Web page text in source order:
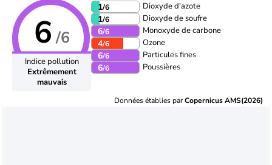
6 /6
Indice pollution
Extrêmement
mauvais
1/6 Dioxyde d'azote
1/6 Dioxyde de soufre
6/6 Monoxyde de carbone
4/6 Ozone
6/6 Particules fines
6/6 Poussières
Données établies parCopernicus AMS(2026)